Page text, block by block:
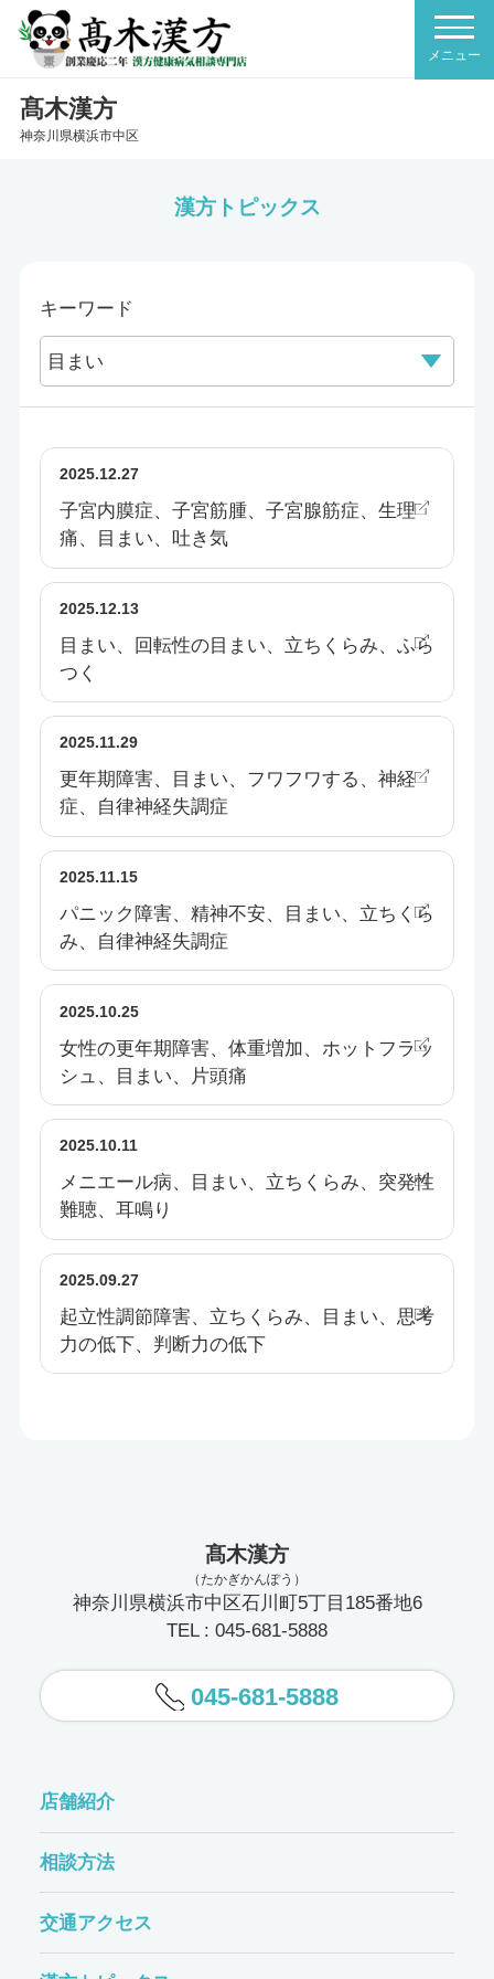
髙木漢方
神奈川県横浜市中区
漢方トピックス
キーワード
2025.12.27
子宮内膜症、子宮筋腫、子宮腺筋症、生理
痛、目まい、吐き気
2025.12.13
目まい、回転性の目まい、立ちくらみ、ふら
つく
2025.11.29
更年期障害、目まい、フワフワする、神経
症、自律神経失調症
2025.11.15
パニック障害、精神不安、目まい、立ちくら
み、自律神経失調症
2025.10.25
女性の更年期障害、体重増加、ホットフラッ
シュ、目まい、片頭痛
2025.10.11
メニエール病、目まい、立ちくらみ、突発性
難聴、耳鳴り
2025.09.27
起立性調節障害、立ちくらみ、目まい、思考
力の低下、判断力の低下
髙木漢方
（たかぎかんぽう）
神奈川県横浜市中区石川町5丁目185番地6
TEL : 045-681-5888
045-681-5888
店舗紹介
相談方法
交通アクセス